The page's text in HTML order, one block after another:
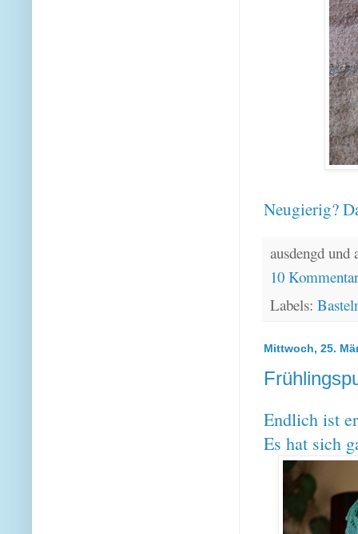
Neugierig?
ausdengd
10
Labels:
Mittwoch, 25.
Endlich ist
Es hat sich